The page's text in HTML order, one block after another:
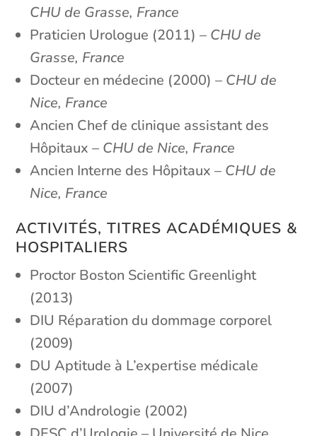
CHU de Grasse, France
Praticien Urologue (2011) – CHU de
Grasse, France
Docteur en médecine (2000) – CHU de
Nice, France
Ancien Chef de clinique assistant des
Hôpitaux – CHU de Nice, France
Ancien Interne des Hôpitaux – CHU de
Nice, France
ACTIVITÉS, TITRES ACADÉMIQUES &
HOSPITALIERS
Proctor Boston Scientific Greenlight
(2013)
DIU Réparation du dommage corporel
(2009)
DU Aptitude à L’expertise médicale
(2007)
DIU d’Andrologie (2002)